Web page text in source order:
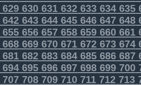
629 630 631 632 633 634 635
642 643 644 645 646 647 648
655 656 657 658 659 660 661
668 669 670 671 672 673 674
681 682 683 684 685 686 687
694 695 696 697 698 699 700
707 708 709 710 711 712 713